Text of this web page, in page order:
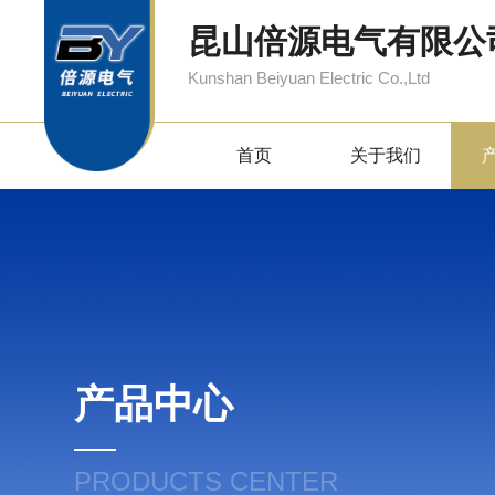
昆山倍源电气有限公
Kunshan Beiyuan Electric Co.,Ltd
首页 关于我们
产品中心
PRODUCTS CENTER